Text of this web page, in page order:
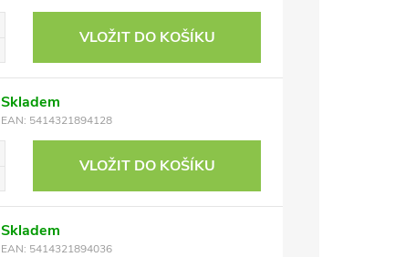
VLOŽIT DO KOŠÍKU
Skladem
EAN: 5414321894128
VLOŽIT DO KOŠÍKU
Skladem
EAN: 5414321894036